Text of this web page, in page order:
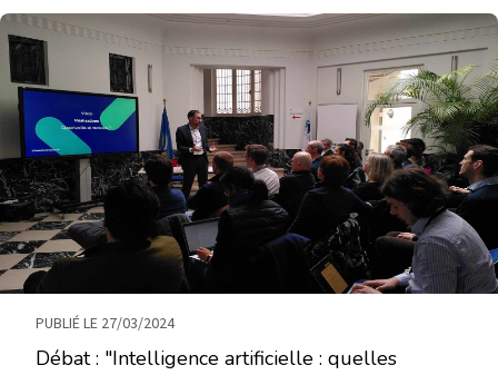
Débat : "Intelligence artificielle : quelles
PUBLIÉ LE 27/03/2024